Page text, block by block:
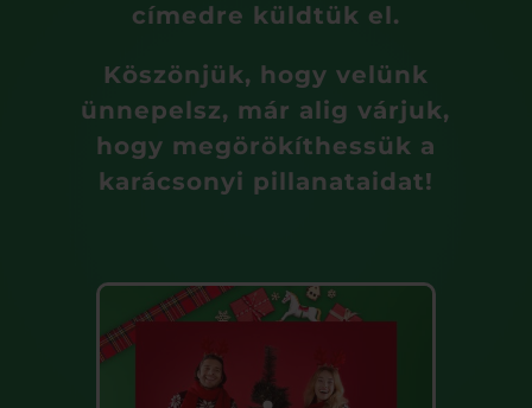
címedre küldtük el.
Köszönjük, hogy velünk
ünnepelsz, már alig várjuk,
hogy megörökíthessük a
karácsonyi pillanataidat!